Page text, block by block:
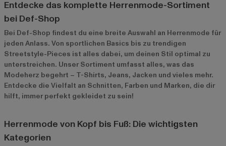
Entdecke das komplette Herrenmode-Sortiment
bei Def-Shop
Bei Def-Shop findest du eine breite Auswahl an Herrenmode für
jeden Anlass. Von sportlichen Basics bis zu trendigen
Streetstyle-Pieces ist alles dabei, um deinen Stil optimal zu
unterstreichen. Unser Sortiment umfasst alles, was das
Modeherz begehrt – T-Shirts, Jeans, Jacken und vieles mehr.
Entdecke die Vielfalt an Schnitten, Farben und Marken, die dir
hilft, immer perfekt gekleidet zu sein!
Herrenmode von Kopf bis Fuß: Die wichtigsten
Kategorien